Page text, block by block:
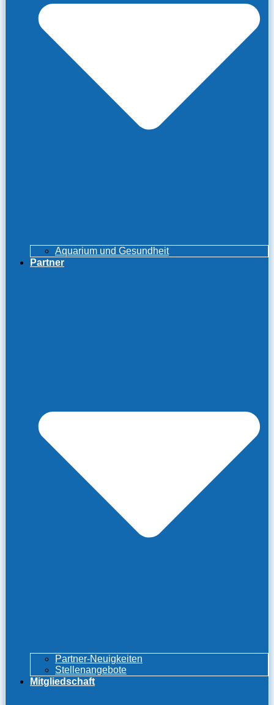
Aquarium und Gesundheit
Partner
Partner-Neuigkeiten
Stellenangebote
Mitgliedschaft